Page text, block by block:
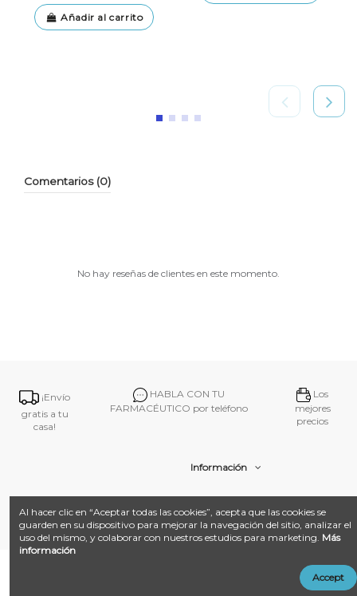
Añadir al carrito
Comentarios (0)
No hay reseñas de clientes en este momento.
¡Envío
gratis a tu
casa!
HABLA CON TU
FARMACÉUTICO por teléfono
Los
mejores
precios
Información
Desarrollado con ❤️ por
LandM + Datacom
Multimedia
Al hacer clic en “Aceptar todas las cookies”, acepta que las cookies se
guarden en su dispositivo para mejorar la navegación del sitio, analizar el
uso del mismo, y colaborar con nuestros estudios para marketing. Más
información
Accept